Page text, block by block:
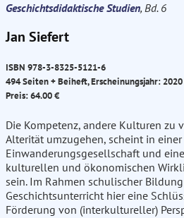
Geschichtsdidaktische Studien, Bd. 6
Jan Siefert
ISBN 978-3-8325-5121-6
494 Seiten + Beiheft, Erscheinungsjahr: 2020
Preis: 64.00 €
Die Kompetenz, andere Kulturen zu
Alterität umzugehen, scheint in
Einwanderungsgesellschaft und
kulturellen und ökonomischen
sein. Im Rahmen schulischer
Geschichtsunterricht hier eine
Förderung von (interkultureller)